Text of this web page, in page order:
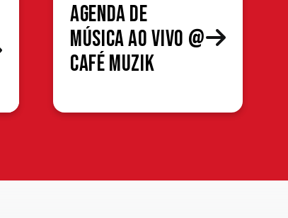
Agenda de
Música ao Vivo @
Café Muzik